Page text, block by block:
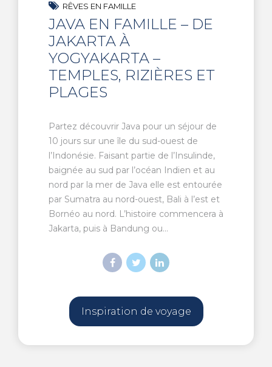
RÊVES EN FAMILLE
JAVA EN FAMILLE – DE
JAKARTA À
YOGYAKARTA –
TEMPLES, RIZIÈRES ET
PLAGES
Partez découvrir Java pour un séjour de
10 jours sur une île du sud-ouest de
l’Indonésie. Faisant partie de l’Insulinde,
baignée au sud par l’océan Indien et au
nord par la mer de Java elle est entourée
par Sumatra au nord-ouest, Bali à l’est et
Bornéo au nord. L’histoire commencera à
Jakarta, puis à Bandung ou...
Inspiration de voyage